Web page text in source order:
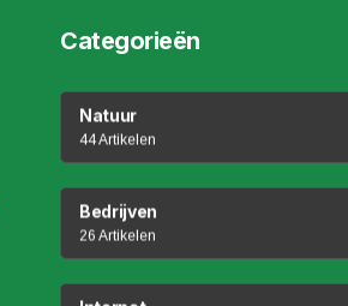
Categorieën
Natuur
44 Artikelen
Bedrijven
26 Artikelen